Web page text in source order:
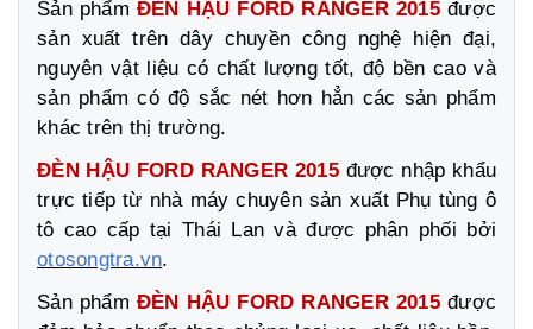
Sản phẩm ĐÈN HẬU FORD RANGER 2015được
sản xuất trên dây chuyền công nghệ hiện đại,
nguyên vật liệu có chất lượng tốt, độ bền cao và
sản phẩm có độ sắc nét hơn hẳn các sản phẩm
khác trên thị trường.
ĐÈN HẬU FORD RANGER 2015được nhập khẩu
trực tiếp từ nhà máy chuyên sản xuất Phụ tùng ô
tô cao cấp tại Thái Lan và được phân phối bởi
otosongtra.vn.
Sản phẩm ĐÈN HẬU FORD RANGER 2015được